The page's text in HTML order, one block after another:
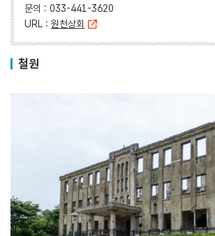
문의 : 033-441-3620
URL : 원천상회
철원